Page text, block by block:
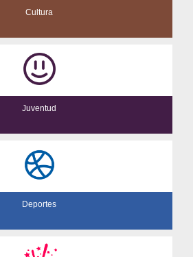
Cultura
Juventud
Deportes